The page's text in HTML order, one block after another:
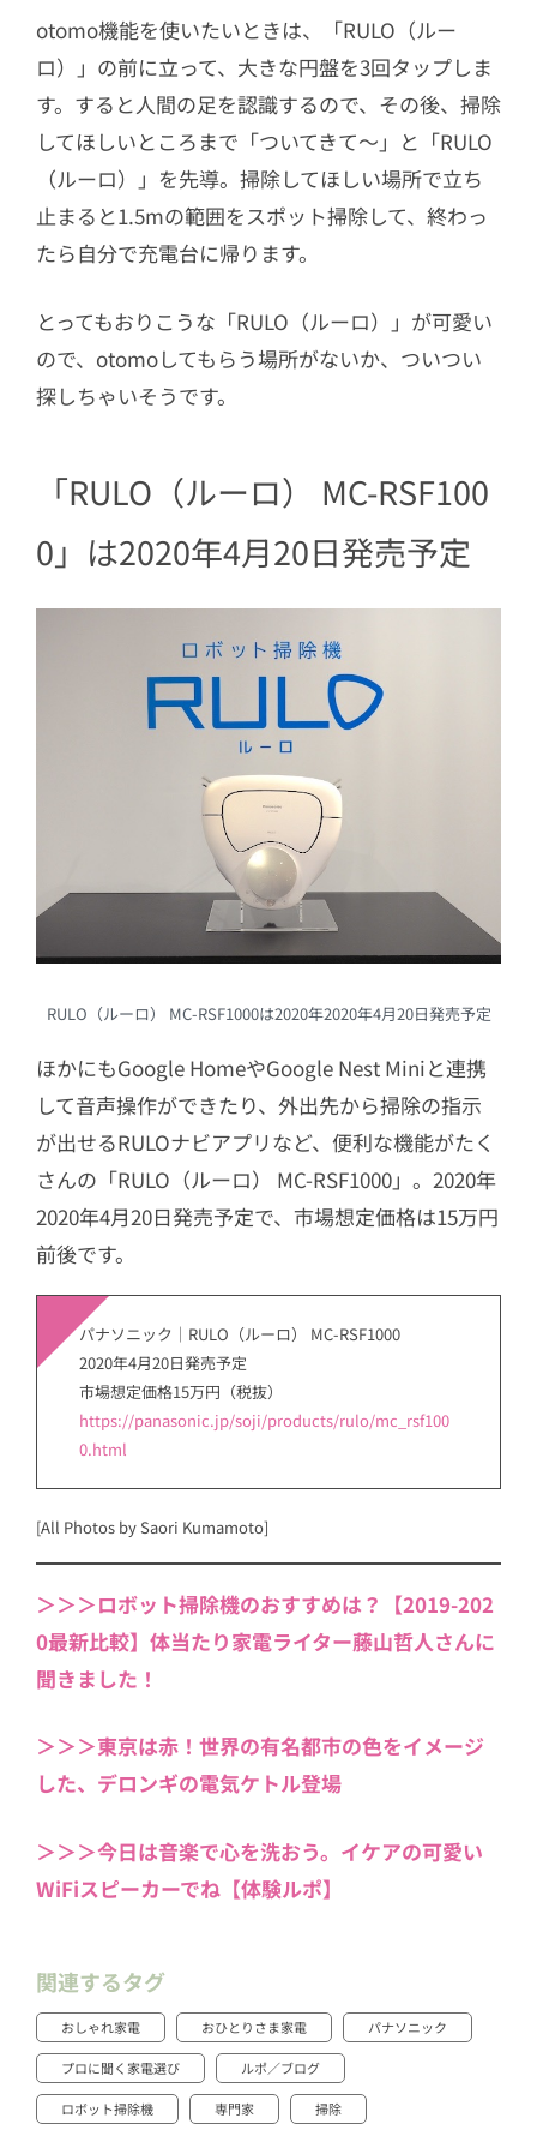
otomo機能を使いたいときは、「RULO（ルー
ロ）」の前に立って、大きな円盤を3回タップしま
す。すると人間の足を認識するので、その後、掃除
してほしいところまで「ついてきて〜」と「RULO
（ルーロ）」を先導。掃除してほしい場所で立ち
止まると1.5mの範囲をスポット掃除して、終わっ
たら自分で充電台に帰ります。
とってもおりこうな「RULO（ルーロ）」が可愛い
ので、otomoしてもらう場所がないか、ついつい
探しちゃいそうです。
「RULO（ルーロ） MC-RSF100
0」は2020年4月20日発売予定
RULO（ルーロ） MC-RSF1000は2020年2020年4月20日発売予定
ほかにもGoogle HomeやGoogle Nest Miniと連携
して音声操作ができたり、外出先から掃除の指示
が出せるRULOナビアプリなど、便利な機能がたく
さんの「RULO（ルーロ） MC-RSF1000」。2020年
2020年4月20日発売予定で、市場想定価格は15万円
前後です。
パナソニック｜RULO（ルーロ） MC-RSF1000
2020年4月20日発売予定
市場想定価格15万円（税抜）
https://panasonic.jp/soji/products/rulo/mc_rsf100
0.html
[All Photos by Saori Kumamoto]
＞＞＞ロボット掃除機のおすすめは？【2019-202
0最新比較】体当たり家電ライター藤山哲人さんに
聞きました！
＞＞＞東京は赤！世界の有名都市の色をイメージ
した、デロンギの電気ケトル登場
＞＞＞今日は音楽で心を洗おう。イケアの可愛い
WiFiスピーカーでね【体験ルポ】
関連するタグ
おしゃれ家電 おひとりさま家電 パナソニック
プロに聞く家電選び ルポ／ブログ
ロボット掃除機 専門家 掃除